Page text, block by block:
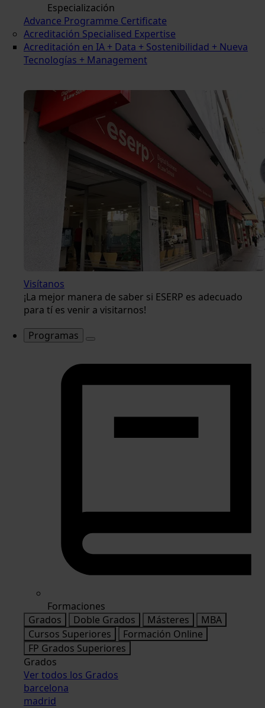
Especialización
Advance Programme Certificate
Acreditación Specialised Expertise
Acreditación en IA + Data + Sostenibilidad + Nueva
Tecnologías + Management
Visítanos
¡La mejor manera de saber si ESERP es adecuado
para tí es venir a visitarnos!
Programas
Formaciones
Grados
Doble Grados Másteres
MBA
Cursos Superiores
Formación Online
FP Grados Superiores
Grados
Ver todos los Grados
barcelona
madrid